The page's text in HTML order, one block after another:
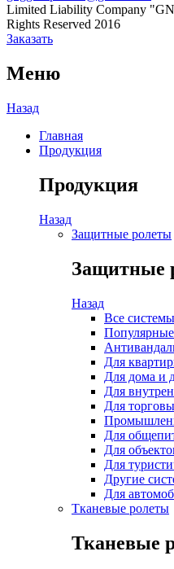
Limited Liability Company
Rights Reserved 2016
Заказать
Меню
Назад
Главная
Продукция
Продукция
Назад
Защитные ролеты
Защитные
Назад
Все системы
Для
Для дома и
Для
Для
Для
Для
Для
Другие
Для
Тканевые ролеты
Тканевые